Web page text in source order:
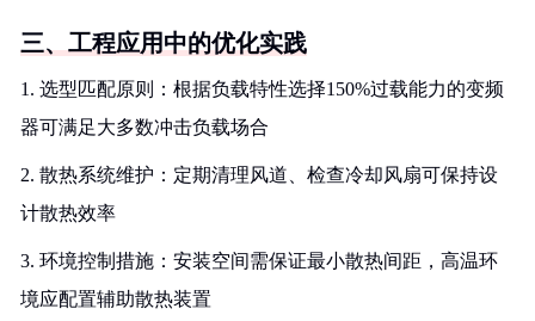
三、工程应用中的优化实践
1. 选型匹配原则：根据负载特性选择150%过载能力的变频
器可满足大多数冲击负载场合
2. 散热系统维护：定期清理风道、检查冷却风扇可保持设
计散热效率
3. 环境控制措施：安装空间需保证最小散热间距，高温环
境应配置辅助散热装置